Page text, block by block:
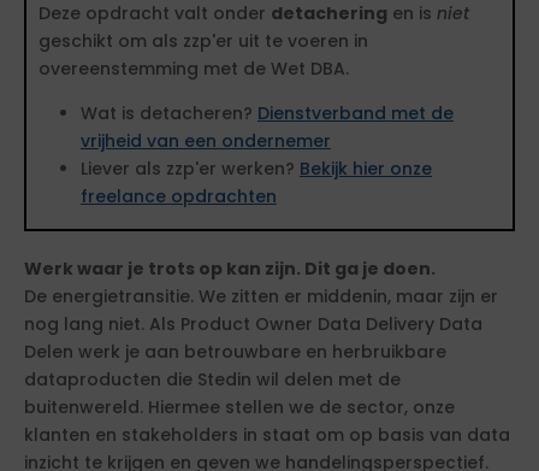
Deze opdracht valt onder detachering en is niet
geschikt om als zzp'er uit te voeren in
overeenstemming met de Wet DBA.
Wat is detacheren? Dienstverband met de
vrijheid van een ondernemer
Liever als zzp'er werken? Bekijk hier onze
freelance opdrachten
Werk waar je trots op kan zijn. Dit ga je doen.
De energietransitie. We zitten er middenin, maar zijn er
nog lang niet. Als Product Owner Data Delivery Data
Delen werk je aan betrouwbare en herbruikbare
dataproducten die Stedin wil delen met de
buitenwereld. Hiermee stellen we de sector, onze
klanten en stakeholders in staat om op basis van data
inzicht te krijgen en geven we handelingsperspectief.